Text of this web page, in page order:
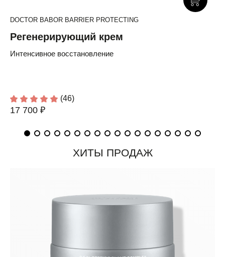
DOCTOR BABOR BARRIER PROTECTING
Регенерирующий крем
Интенсивное восстановление
(46)
17 700 ₽
ХИТЫ ПРОДАЖ